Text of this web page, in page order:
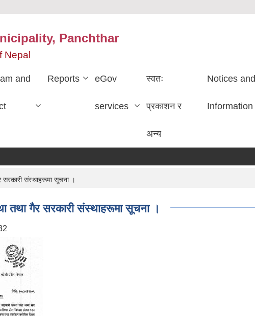
Panchthar
Nepal
and Reports eGov
services
स्वतः
प्रकाशन र
अन्य
Notices and
Information
सरकारी संस्थाहरूमा सूचना ।
तथा गैर सरकारी संस्थाहरूमा सूचना ।